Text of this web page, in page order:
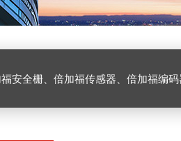
栅、倍加福传感器、倍加福编码器、倍加福超声波传感器、松下伺服驱动器、松下伺